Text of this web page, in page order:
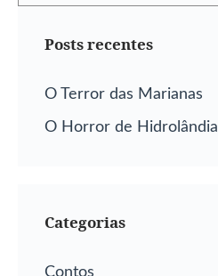
Posts recentes
O Terror das Marianas
O Horror de Hidrolândia
Categorias
Contos